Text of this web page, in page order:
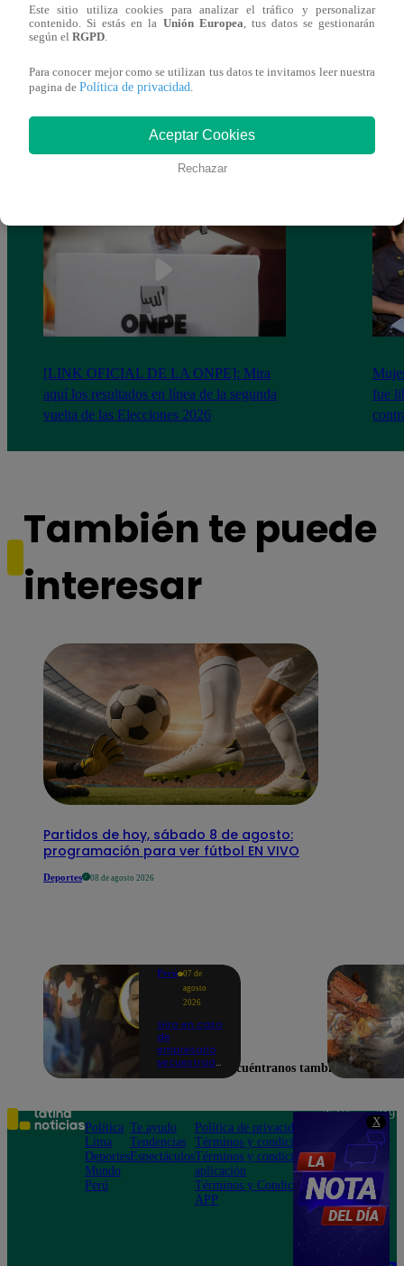
X
[LINK OFICIAL DE LA ONPE]: Mira
aquí los resultados en línea de la segunda
vuelta de las Elecciones 2026
fue
También te puede
interesar
Partidos de hoy, sábado 8 de agosto:
programación para ver fútbol EN VIVO
Deportes 08 de agosto 2026
Perú 07 de
agosto
2026
Giro en caso
de
empresario
secuestrado
cuentas
Este sitio utiliza cookies para analizar el tráfico y personalizar
contenido. Si estás en la Unión Europea, tus datos se gestionarán
según el RGPD.
Para conocer mejor como se utilizan tus datos te invitamos leer nuestra
pagina de Política de privacidad.
Aceptar Cookies
Rechazar
Encuéntranos también en
Política
Lima
Deportes
Mundo
Perú
Te ayudo
Tendencias
Espectáculos
Política de privacidad
Términos y condiciones
Términos y condiciones
aplicación
Términos y Condiciones
APP
Teléfono: 219
Av. San
Felipe 968
Jesús María